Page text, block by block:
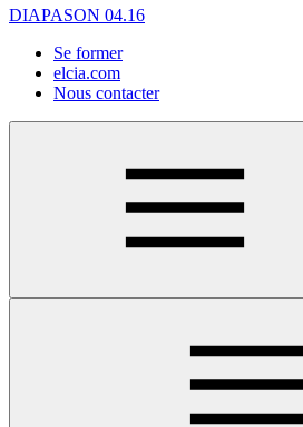
DIAPASON 04.16
Se former
elcia.com
Nous contacter